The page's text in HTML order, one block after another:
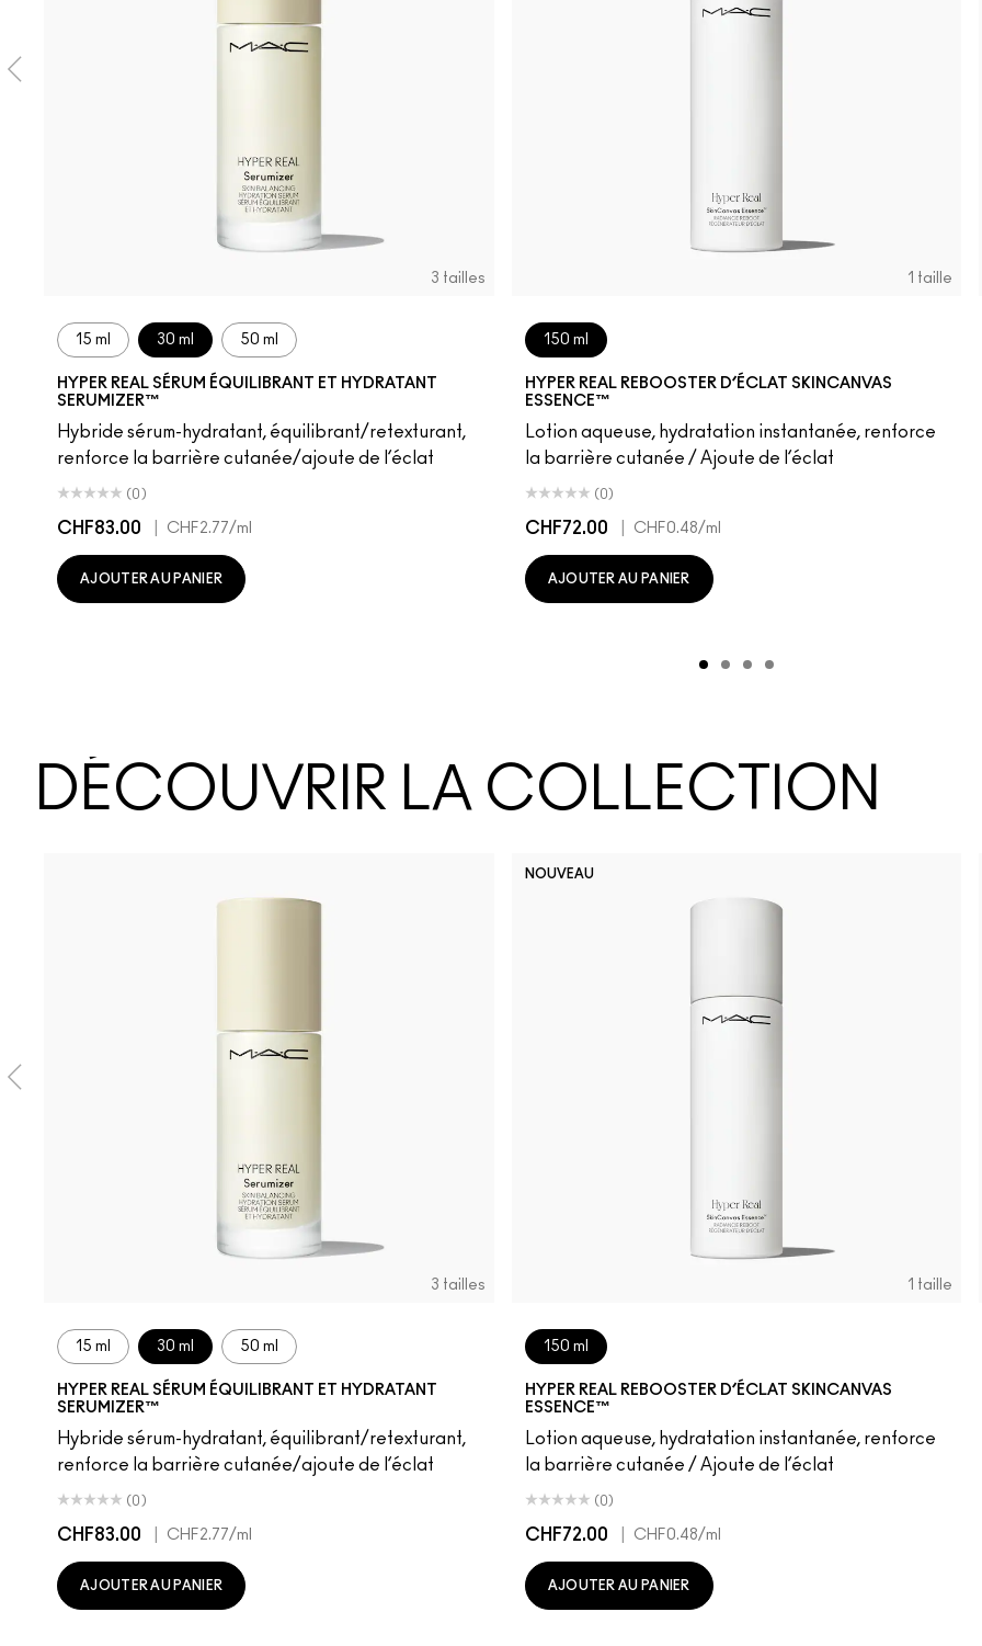
3 tailles
15 ml 30 ml 50 ml
HYPER REAL SÉRUM ÉQUILIBRANT ET HYDRATANT
SERUMIZER™
Hybride sérum-hydratant, équilibrant/retexturant,
renforce la barrière cutanée/ajoute de l’éclat
(0)
CHF83.00 CHF2.77/ml
AJOUTER AU PANIER
1 taille
150 ml
HYPER REAL REBOOSTER D’ÉCLAT SKINCANVAS
ESSENCE™
Lotion aqueuse, hydratation instantanée, renforce
la barrière cutanée / Ajoute de l’éclat
(0)
CHF72.00 CHF0.48/ml
AJOUTER AU PANIER
DÉCOUVRIR LA COLLECTION
3 tailles
15 ml 30 ml 50 ml
HYPER REAL SÉRUM ÉQUILIBRANT ET HYDRATANT
SERUMIZER™
Hybride sérum-hydratant, équilibrant/retexturant,
renforce la barrière cutanée/ajoute de l’éclat
(0)
CHF83.00 CHF2.77/ml
AJOUTER AU PANIER
NOUVEAU
1 taille
150 ml
HYPER REAL REBOOSTER D’ÉCLAT SKINCANVAS
ESSENCE™
Lotion aqueuse, hydratation instantanée, renforce
la barrière cutanée / Ajoute de l’éclat
(0)
CHF72.00 CHF0.48/ml
AJOUTER AU PANIER